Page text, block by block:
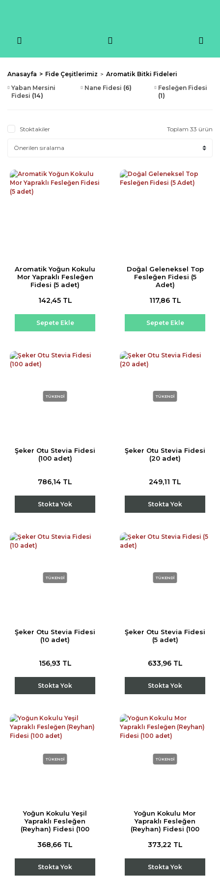
Anasayfa Fide Çeşitlerimiz
Aromatik Bitki Fideleri
Yaban Mersini
Fidesi (14)
Nane Fidesi (6)
Fesleğen Fidesi
(1)
Stoktakiler Toplam 33 ürün
Aromatik Yoğun Kokulu
Mor Yapraklı Fesleğen
Fidesi (5 adet)
142,45 TL
Sepete Ekle
Doğal Geleneksel Top
Fesleğen Fidesi (5
Adet)
117,86 TL
Sepete Ekle
TÜKENDİ
Şeker Otu Stevia Fidesi
(100 adet)
786,14 TL
Stokta Yok
TÜKENDİ
Şeker Otu Stevia Fidesi
(20 adet)
249,11 TL
Stokta Yok
TÜKENDİ
Şeker Otu Stevia Fidesi
(10 adet)
156,93 TL
Stokta Yok
TÜKENDİ
Şeker Otu Stevia Fidesi
(5 adet)
633,96 TL
Stokta Yok
TÜKENDİ
Yoğun Kokulu Yeşil
Yapraklı Fesleğen
(Reyhan) Fidesi (100
368,66 TL
Stokta Yok
TÜKENDİ
Yoğun Kokulu Mor
Yapraklı Fesleğen
(Reyhan) Fidesi (100
373,22 TL
Stokta Yok